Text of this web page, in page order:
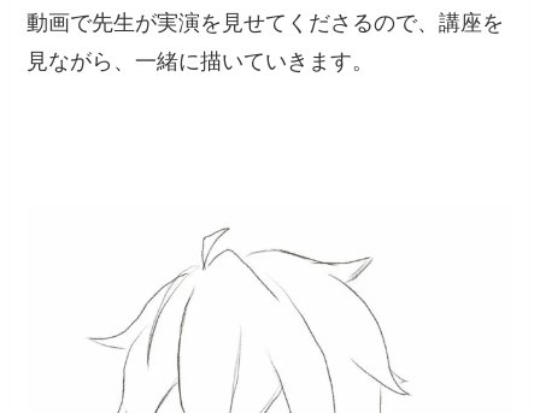
動画で先生が実演を見せてくださるので、講座を
見ながら、一緒に描いていきます。